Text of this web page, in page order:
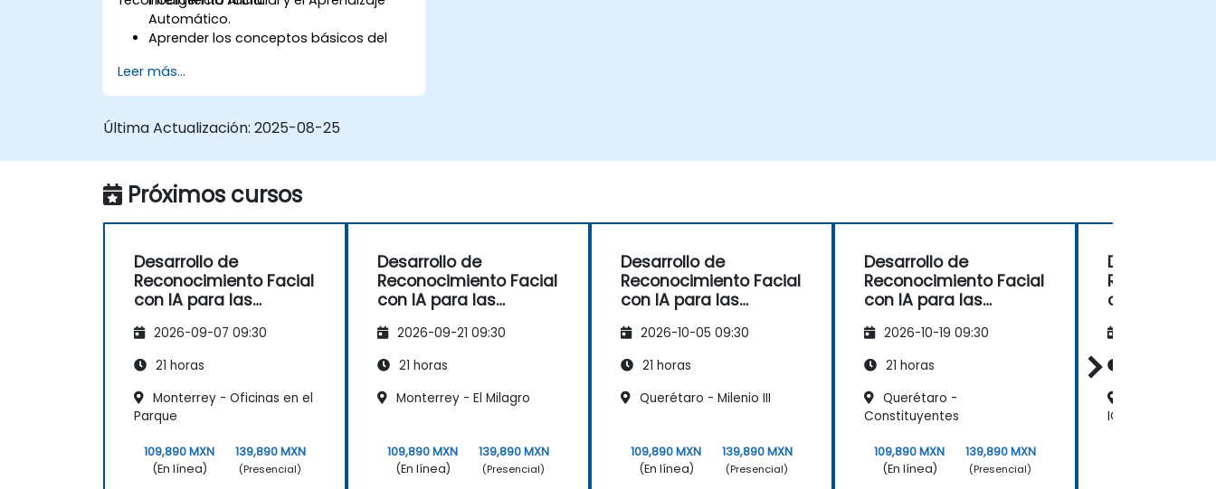
Automático.
Aprender los conceptos básicos del
su aplicación en el reconocimiento
facial.
herramientas y marcos de trabajo de
Adquirir experiencia práctica en la
sistemas de reconocimiento facial.
éticas y las mejores prácticas para el
uso de la tecnología de
reconocimiento facial.
Leer más...
Última Actualización: 2025-08-25
Próximos cursos
Desarrollo de
Reconocimiento Facial
con IA para las
2026-09-07 09:30
21 horas
Monterrey - Oficinas en el
Parque
109,890 MXN
(En línea)
139,890 MXN
(Presencial)
Desarrollo de
Reconocimiento Facial
con IA para las
2026-09-21 09:30
21 horas
Monterrey - El Milagro
109,890 MXN
(En línea)
139,890 MXN
(Presencial)
Desarrollo de
Reconocimiento Facial
con IA para las
2026-10-05 09:30
21 horas
Querétaro - Milenio III
109,890 MXN
(En línea)
139,890 MXN
(Presencial)
Desarrollo de
Reconocimiento Facial
con IA para las
2026-10-19 09:30
21 horas
Querétaro -
Constituyentes
109,890 MXN
(En línea)
139,890 MXN
(Presencial)
Desarrollo de
con IA para
ICC